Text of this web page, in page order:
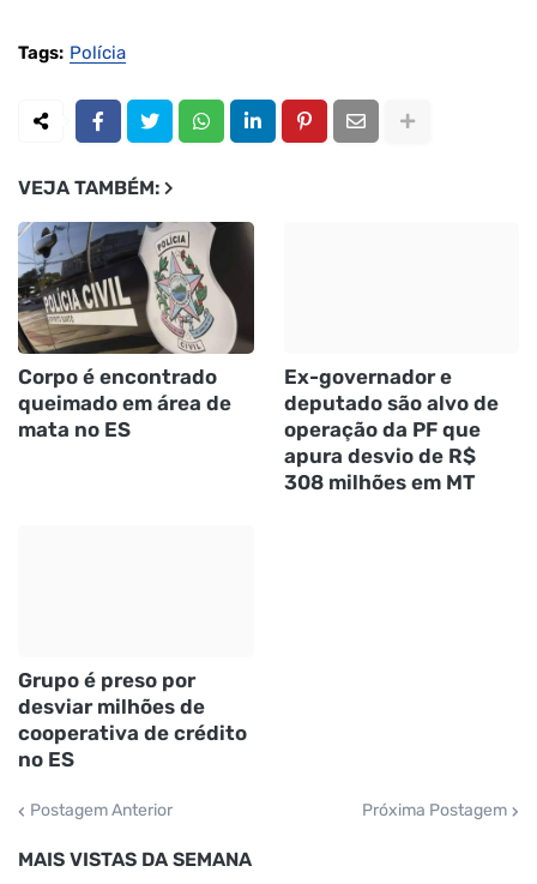
Tags: Polícia
VEJA TAMBÉM:
Corpo é encontrado
queimado em área de
mata no ES
Ex-governador e
deputado são alvo de
operação da PF que
apura desvio de R$
308 milhões em MT
Grupo é preso por
desviar milhões de
cooperativa de crédito
no ES
Postagem Anterior Próxima Postagem
MAIS VISTAS DA SEMANA